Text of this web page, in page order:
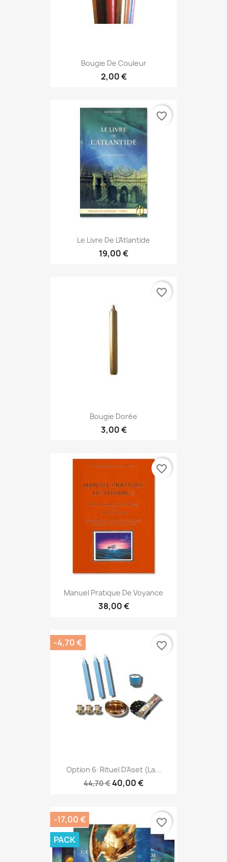
Bougie De Couleur
2,00 €
Le Livre De L’Atlantide
19,00 €
favorite_border
Bougie Dorée
3,00 €
favorite_border
Manuel Pratique De Voyance
38,00 €
favorite_border
Option 6: Rituel D'Aset (La...
44,70 €40,00 €
-4,70 € favorite_border
-17,00 €
PACK
favorite_border